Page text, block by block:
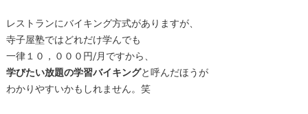
レストランにバイキング方式がありますが、
寺子屋塾ではどれだけ学んでも
一律１０，０００円/月ですから、
学びたい放題の学習バイキングと呼んだほうが
わかりやすいかもしれません。笑